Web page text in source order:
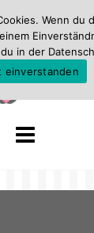
Wenn du
in der
einverstanden